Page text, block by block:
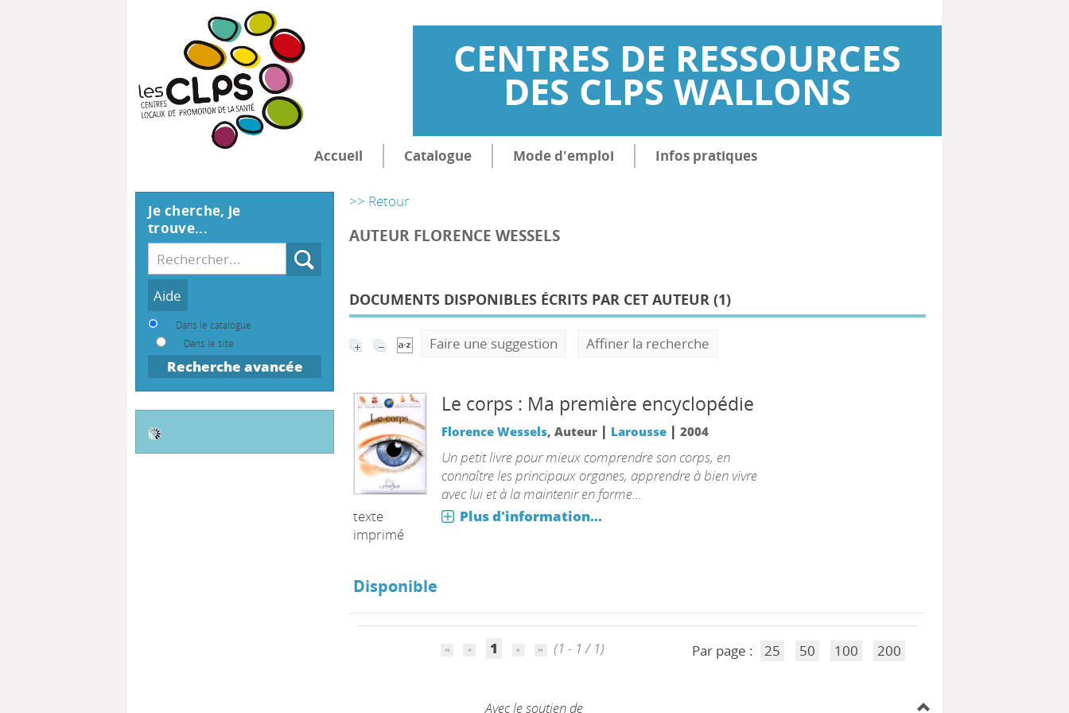
CENTRES DE RESSOURCES
DES CLPS WALLONS
Accueil Catalogue Mode d'emploi Infos pratiques
>> Retour
AUTEUR FLORENCE WESSELS
DOCUMENTS DISPONIBLES ÉCRITS PAR CET AUTEUR (1)
Faire une suggestion Affiner la recherche
texte
imprimé
Le corps : Ma première encyclopédie
Florence Wessels, Auteur | Larousse| 2004
Un petit livre pour mieux comprendre son corps, en
connaître les principaux organes, apprendre à bien vivre
avec lui et à la maintenir en forme…
Plus d'information...
Disponible
1 (1 - 1 / 1) Par page : 25 50 100 200
Je cherche, je
trouve...
Recherche
Dans le catalogue
Dans le site
Recherche avancée
Avec le soutien de